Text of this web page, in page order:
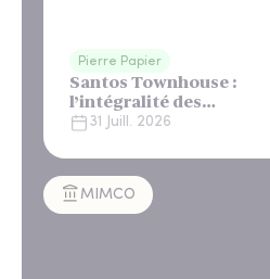
Pierre Papier
Santos Townhouse :
l’intégralité des
appartements réservés à
31 Juill. 2026
MIMCO